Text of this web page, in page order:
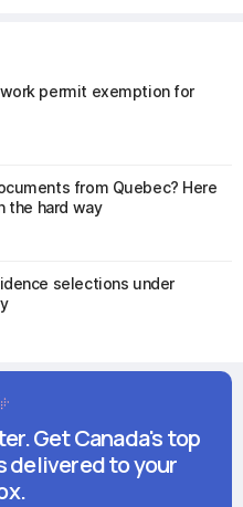
permit exemption for
from Quebec? Here
the hard way
selections under
Get Canada's top
delivered to your